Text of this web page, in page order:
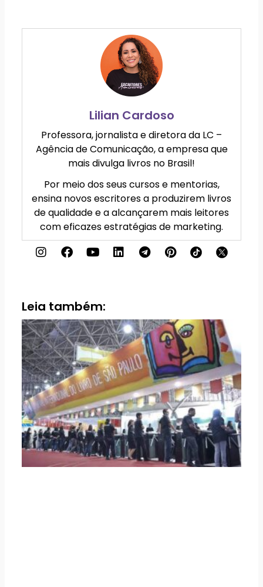
Lilian Cardoso
Professora, jornalista e diretora da LC –
Agência de Comunicação, a empresa que
mais divulga livros no Brasil!
Por meio dos seus cursos e mentorias,
ensina novos escritores a produzirem livros
de qualidade e a alcançarem mais leitores
com eficazes estratégias de marketing.
I
n
g
r
a
m
F
a
o
o
k
Y
o
b
e
L
i
i
n
T
e
a
m
P
i
e
s
t
Leia também: